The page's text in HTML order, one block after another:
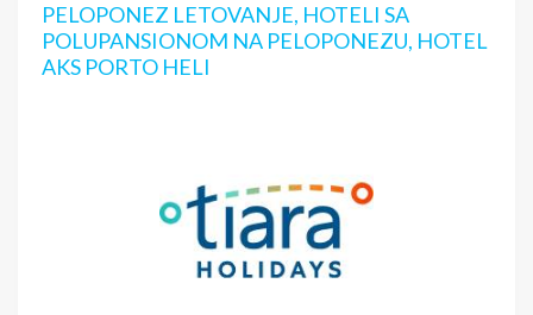
PELOPONEZ LETOVANJE, HOTELI SA
POLUPANSIONOM NA PELOPONEZU, HOTEL
AKS PORTO HELI